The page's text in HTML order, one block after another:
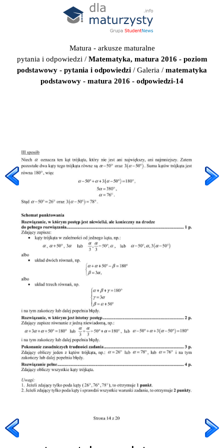
Matura - arkusze maturalne
pytania i odpowiedzi / Matematyka, matura 2016 - poziom
podstawowy - pytania i odpowiedzi / Galeria / matematyka
podstawowy - matura 2016 - odpowiedzi-14